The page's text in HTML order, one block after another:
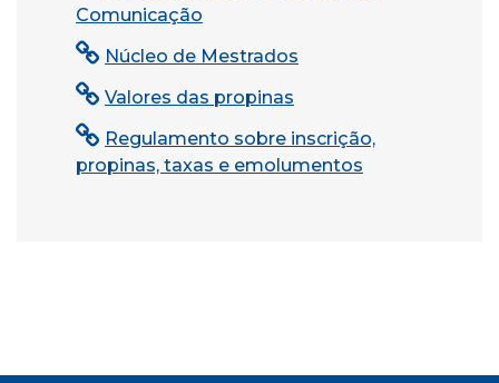
Comunicação
Núcleo de Mestrados
Valores das propinas
Regulamento sobre inscrição,
propinas, taxas e emolumentos